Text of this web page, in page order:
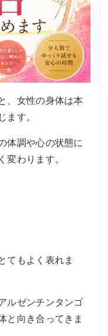
、女性の身体は本
す。
体調や心の状態に
わります。
てもよく表れま
ルゼンチンタンゴ
と向き合ってきま